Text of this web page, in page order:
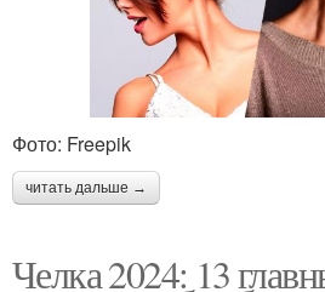
Фото: Freepik
читать дальше →
Челка 2024: 13